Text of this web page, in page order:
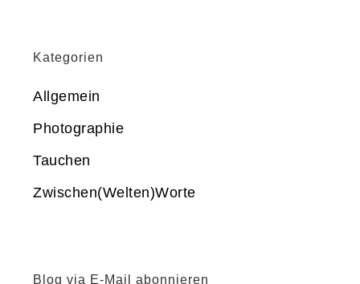
Kategorien
Allgemein
Photographie
Tauchen
Zwischen(Welten)Worte
Blog via E-Mail abonnieren